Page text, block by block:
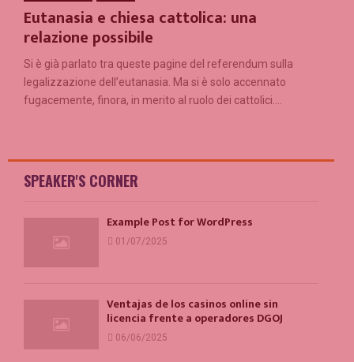
Eutanasia e chiesa cattolica: una
relazione possibile
Si è già parlato tra queste pagine del referendum sulla
legalizzazione dell’eutanasia. Ma si è solo accennato
fugacemente, finora, in merito al ruolo dei cattolici....
SPEAKER'S CORNER
Example Post for WordPress
01/07/2025
Ventajas de los casinos online sin
licencia frente a operadores DGOJ
06/06/2025